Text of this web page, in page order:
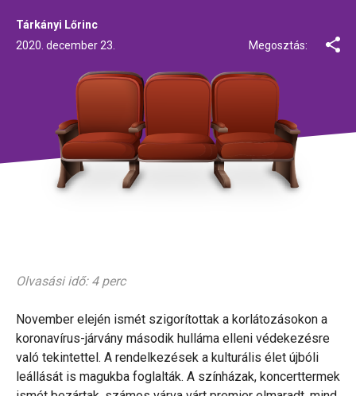
Tárkányi Lőrinc
2020. december 23.
Megosztás:
Olvasási idő: 4 perc
November elején ismét szigorítottak a korlátozásokon a
koronavírus-járvány második hulláma elleni védekezésre
való tekintettel. A rendelkezések a kulturális élet újbóli
leállását is magukba foglalták. A színházak, koncerttermek